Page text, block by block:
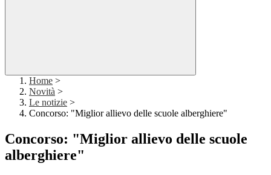
Home >
Novità >
Le notizie >
Concorso: "Miglior allievo delle scuole alberghiere"
Concorso: "Miglior allievo delle scuole
alberghiere"